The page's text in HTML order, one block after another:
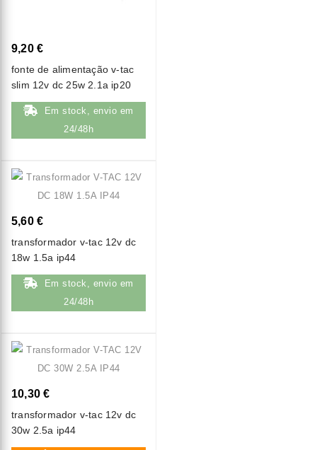
9,20 €
fonte de alimentação v-tac
slim 12v dc 25w 2.1a ip20
Em stock, envio em
24/48h
5,60 €
transformador v-tac 12v dc
18w 1.5a ip44
Em stock, envio em
24/48h
10,30 €
transformador v-tac 12v dc
30w 2.5a ip44